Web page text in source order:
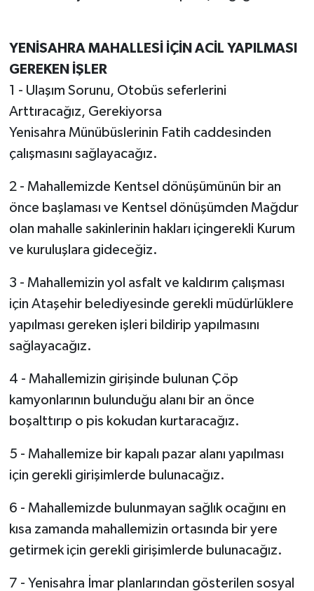
YENİSAHRA MAHALLESİ İÇİN ACİL YAPILMASI
GEREKEN İŞLER
1 - Ulaşım Sorunu, Otobüs seferlerini
Arttıracağız, Gerekiyorsa
Yenisahra Münübüslerinin Fatih caddesinden
çalışmasını sağlayacağız.
2 - Mahallemizde Kentsel dönüşümünün bir an
önce başlaması ve Kentsel dönüşümden Mağdur
olan mahalle sakinlerinin hakları içingerekli Kurum
ve kuruluşlara gideceğiz.
3 - Mahallemizin yol asfalt ve kaldırım çalışması
için Ataşehir belediyesinde gerekli müdürlüklere
yapılması gereken işleri bildirip yapılmasını
sağlayacağız.
4 - Mahallemizin girişinde bulunan Çöp
kamyonlarının bulunduğu alanı bir an önce
boşalttırıp o pis kokudan kurtaracağız.
5 - Mahallemize bir kapalı pazar alanı yapılması
için gerekli girişimlerde bulunacağız.
6 - Mahallemizde bulunmayan sağlık ocağını en
kısa zamanda mahallemizin ortasında bir yere
getirmek için gerekli girişimlerde bulunacağız.
7 - Yenisahra İmar planlarından gösterilen sosyal